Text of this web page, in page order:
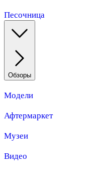
Песочница
Обзоры
Модели
Афтермаркет
Музеи
Видео